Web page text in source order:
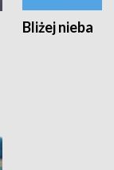
Bliżej nieba